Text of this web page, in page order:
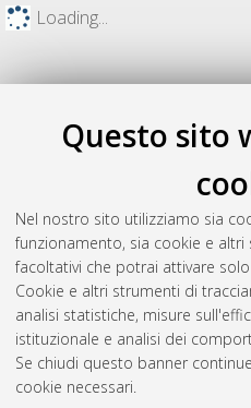
Questo sito
Nel nostro sito utilizziamo sia
funzionamento, sia cookie e
facoltativi che potrai attivare
Cookie e altri strumenti di
analisi statistiche, misure
istituzionale e analisi dei
Se chiudi questo banner
cookie necessari.
Loading...
Gestione del
Atom